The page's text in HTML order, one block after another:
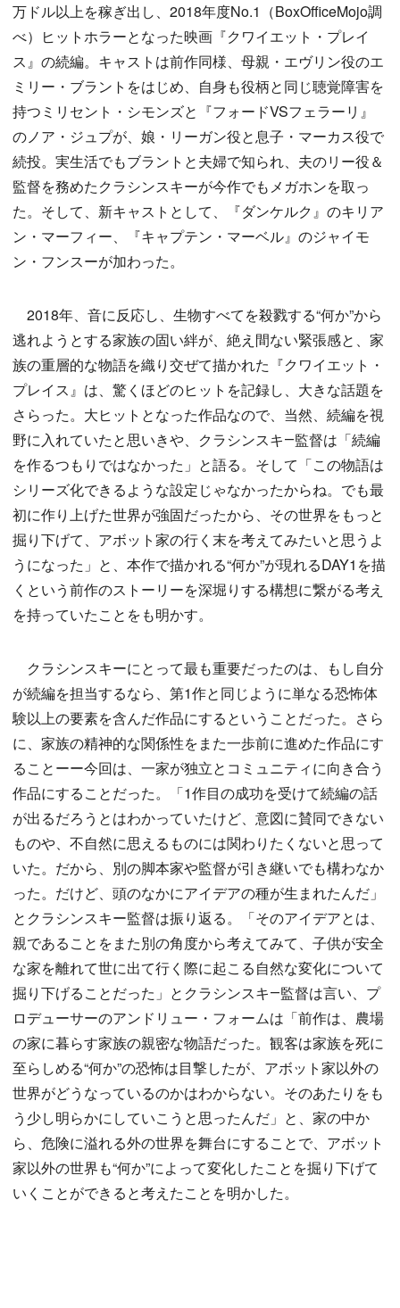
万ドル以上を稼ぎ出し、2018年度No.1（BoxOfficeMojo調
べ）ヒットホラーとなった映画『クワイエット・プレイ
ス』の続編。キャストは前作同様、母親・エヴリン役のエ
ミリー・ブラントをはじめ、自身も役柄と同じ聴覚障害を
持つミリセント・シモンズと『フォードVSフェラーリ』
のノア・ジュプが、娘・リーガン役と息子・マーカス役で
続投。実生活でもブラントと夫婦で知られ、夫のリー役＆
監督を務めたクラシンスキーが今作でもメガホンを取っ
た。そして、新キャストとして、『ダンケルク』のキリア
ン・マーフィー、『キャプテン・マーベル』のジャイモ
ン・フンスーが加わった。
2018年、音に反応し、生物すべてを殺戮する“何か”から
逃れようとする家族の固い絆が、絶え間ない緊張感と、家
族の重層的な物語を織り交ぜて描かれた『クワイエット・
プレイス』は、驚くほどのヒットを記録し、大きな話題を
さらった。大ヒットとなった作品なので、当然、続編を視
野に入れていたと思いきや、クラシンスキ―監督は「続編
を作るつもりではなかった」と語る。そして「この物語は
シリーズ化できるような設定じゃなかったからね。でも最
初に作り上げた世界が強固だったから、その世界をもっと
掘り下げて、アボット家の行く末を考えてみたいと思うよ
うになった」と、本作で描かれる“何か”が現れるDAY1を描
くという前作のストーリーを深堀りする構想に繋がる考え
を持っていたことをも明かす。
クラシンスキーにとって最も重要だったのは、もし自分
が続編を担当するなら、第1作と同じように単なる恐怖体
験以上の要素を含んだ作品にするということだった。さら
に、家族の精神的な関係性をまた一歩前に進めた作品にす
ることーー今回は、一家が独立とコミュニティに向き合う
作品にすることだった。「1作目の成功を受けて続編の話
が出るだろうとはわかっていたけど、意図に賛同できない
ものや、不自然に思えるものには関わりたくないと思って
いた。だから、別の脚本家や監督が引き継いでも構わなか
った。だけど、頭のなかにアイデアの種が生まれたんだ」
とクラシンスキー監督は振り返る。「そのアイデアとは、
親であることをまた別の角度から考えてみて、子供が安全
な家を離れて世に出て行く際に起こる自然な変化について
掘り下げることだった」とクラシンスキ―監督は言い、プ
ロデューサーのアンドリュー・フォームは「前作は、農場
の家に暮らす家族の親密な物語だった。観客は家族を死に
至らしめる“何か”の恐怖は目撃したが、アボット家以外の
世界がどうなっているのかはわからない。そのあたりをも
う少し明らかにしていこうと思ったんだ」と、家の中か
ら、危険に溢れる外の世界を舞台にすることで、アボット
家以外の世界も“何か”によって変化したことを掘り下げて
いくことができると考えたことを明かした。